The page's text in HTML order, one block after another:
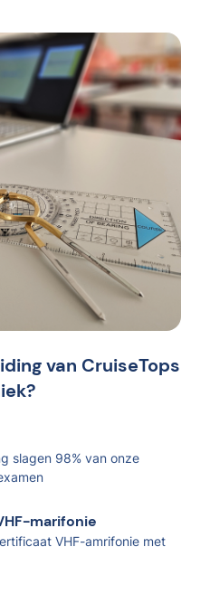
van CruiseTops
slagen 98% van onze
marifonie
VHF-amrifonie met